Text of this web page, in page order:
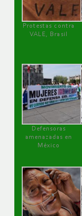
Protestas contra
VALE, Brasil
Defensoras
amenazadas en
México